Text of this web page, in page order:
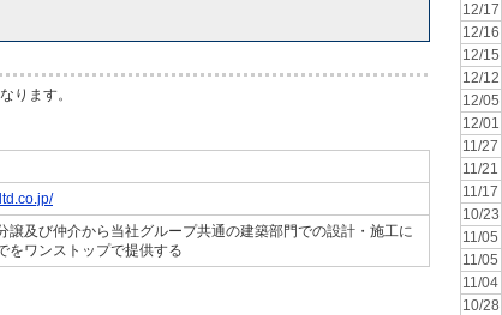
ります。
譲及び仲介から当社グループ共通の建築部門での設計・施工に
をワンストップで提供する
12/17
12/16
12/15
12/12
12/05
12/01
11/27
11/21
11/17
10/23
11/05
11/05
11/04
10/28